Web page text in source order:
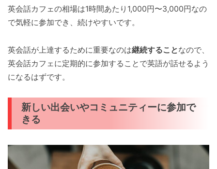
英会話カフェの相場は1時間あたり1,000円〜3,000円なの
で気軽に参加でき、続けやすいです。
英会話が上達するために重要なのは継続することなので、
英会話カフェに定期的に参加することで英語が話せるよう
になるはずです。
新しい出会いやコミュニティーに参加で
きる